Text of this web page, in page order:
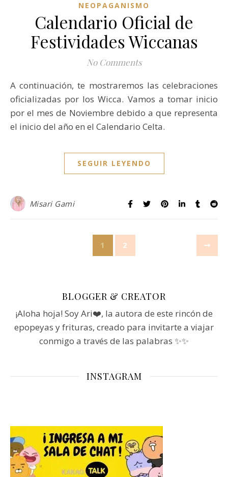
NEOPAGANISMO
Calendario Oficial de
Festividades Wiccanas
No Comments
A continuación, te mostraremos las celebraciones
oficializadas por los Wicca. Vamos a tomar inicio
por el mes de Noviembre debido a que representa
el inicio del año en el Calendario Celta.
SEGUIR LEYENDO
Misari Gami
1 2
BLOGGER & CREATOR
¡Aloha hoja! Soy Ari❤️, la autora de este rincón de
epopeyas y frituras, creado para invitarte a viajar
conmigo a través de las palabras ✨✨
INSTAGRAM